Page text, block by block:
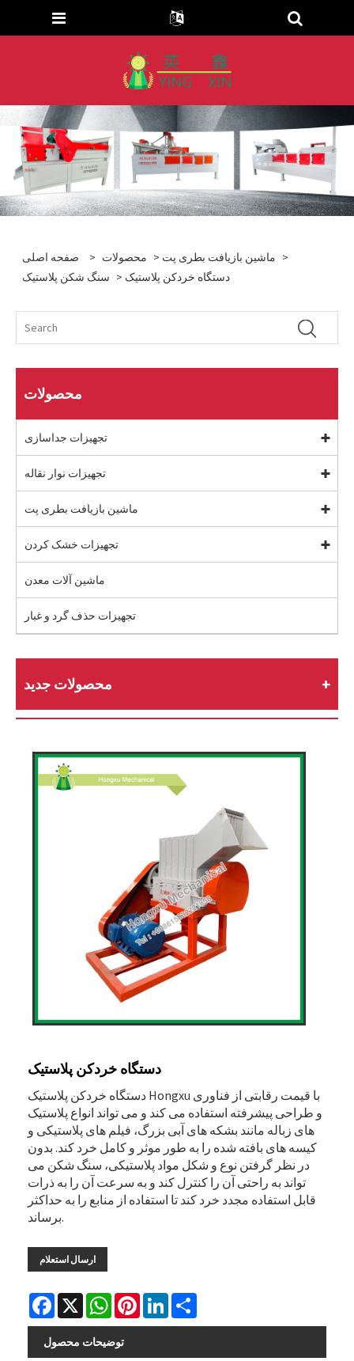
صفحه اصلی > محصولات > ماشین بازیافت بطری پت >
سنگ شکن پلاستیک
> دستگاه خردکن پلاستیک
محصولات
تجهیزات جداسازی
تجهیزات نوار نقاله
ماشین بازیافت بطری پت
تجهیزات خشک کردن
ماشین آلات معدن
تجهیزات حذف گرد و غبار
محصولات جدید
دستگاه خردکن پلاستیک
دستگاه خردکن پلاستیک Hongxu با قیمت رقابتی از فناوری
و طراحی پیشرفته استفاده می کند و می تواند انواع پلاستیک
های زباله مانند بشکه های آبی بزرگ، فیلم های پلاستیکی و
کیسه های بافته شده را به طور موثر و کامل خرد کند. بدون
در نظر گرفتن نوع و شکل مواد پلاستیکی، سنگ شکن می
تواند به راحتی آن را کنترل کند و به سرعت آن را به ذرات
قابل استفاده مجدد خرد کند تا استفاده از منابع را به حداکثر
برساند.
ارسال استعلام
Facebook
X WhatsAppPinterestLinkedIn
توضیحات محصول